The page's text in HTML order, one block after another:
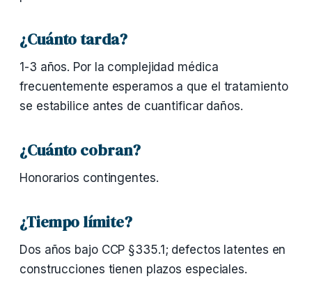
¿Cuánto tarda?
1-3 años. Por la complejidad médica
frecuentemente esperamos a que el tratamiento
se estabilice antes de cuantificar daños.
¿Cuánto cobran?
Honorarios contingentes.
¿Tiempo límite?
Dos años bajo CCP §335.1; defectos latentes en
construcciones tienen plazos especiales.